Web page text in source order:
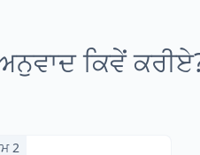
ਕਿਵੇਂ
2